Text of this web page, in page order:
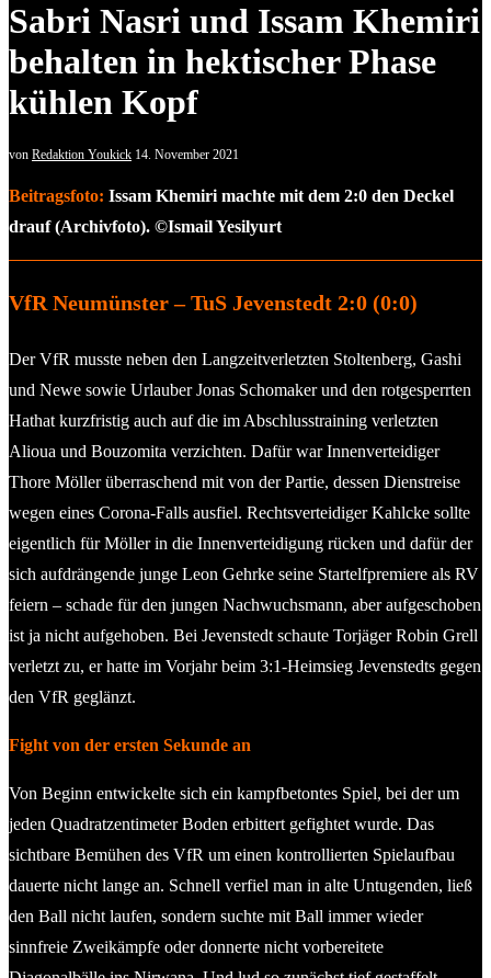
Sabri Nasri und Issam Khemiri
behalten in hektischer Phase
kühlen Kopf
von Redaktion Youkick 14. November 2021
Beitragsfoto: Issam Khemiri machte mit dem 2:0 den Deckel
drauf (Archivfoto). ©Ismail Yesilyurt
VfR Neumünster – TuS Jevenstedt 2:0 (0:0)
Der VfR musste neben den Langzeitverletzten Stoltenberg, Gashi
und Newe sowie Urlauber Jonas Schomaker und den rotgesperrten
Hathat kurzfristig auch auf die im Abschlusstraining verletzten
Alioua und Bouzomita verzichten. Dafür war Innenverteidiger
Thore Möller überraschend mit von der Partie, dessen Dienstreise
wegen eines Corona-Falls ausfiel. Rechtsverteidiger Kahlcke sollte
eigentlich für Möller in die Innenverteidigung rücken und dafür der
sich aufdrängende junge Leon Gehrke seine Startelfpremiere als RV
feiern – schade für den jungen Nachwuchsmann, aber aufgeschoben
ist ja nicht aufgehoben. Bei Jevenstedt schaute Torjäger Robin Grell
verletzt zu, er hatte im Vorjahr beim 3:1-Heimsieg Jevenstedts gegen
den VfR geglänzt.
Fight von der ersten Sekunde an
Von Beginn entwickelte sich ein kampfbetontes Spiel, bei der um
jeden Quadratzentimeter Boden erbittert gefightet wurde. Das
sichtbare Bemühen des VfR um einen kontrollierten Spielaufbau
dauerte nicht lange an. Schnell verfiel man in alte Untugenden, ließ
den Ball nicht laufen, sondern suchte mit Ball immer wieder
sinnfreie Zweikämpfe oder donnerte nicht vorbereitete